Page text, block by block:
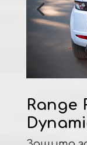
Range